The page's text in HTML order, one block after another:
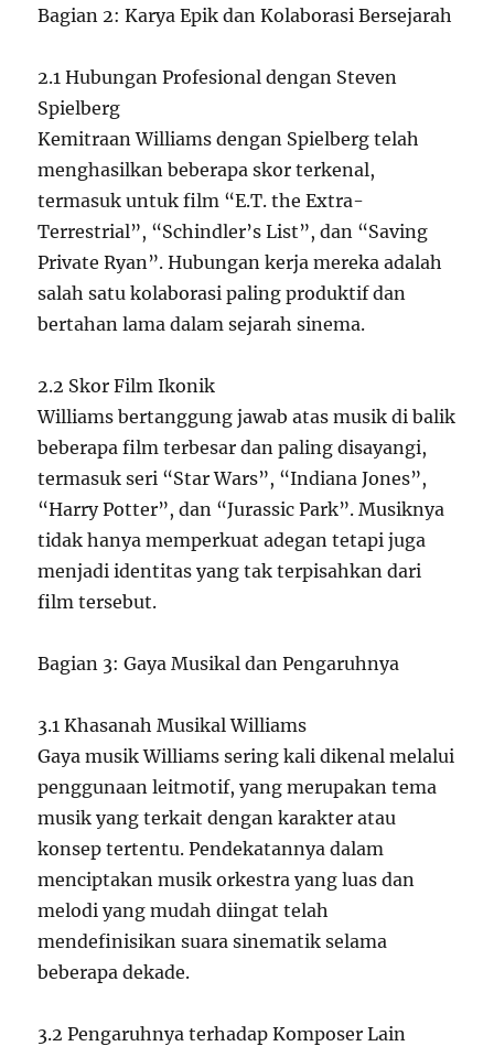
Bagian 2: Karya Epik dan Kolaborasi Bersejarah
2.1 Hubungan Profesional dengan Steven
Spielberg
Kemitraan Williams dengan Spielberg telah
menghasilkan beberapa skor terkenal,
termasuk untuk film “E.T. the Extra-
Terrestrial”, “Schindler’s List”, dan “Saving
Private Ryan”. Hubungan kerja mereka adalah
salah satu kolaborasi paling produktif dan
bertahan lama dalam sejarah sinema.
2.2 Skor Film Ikonik
Williams bertanggung jawab atas musik di balik
beberapa film terbesar dan paling disayangi,
termasuk seri “Star Wars”, “Indiana Jones”,
“Harry Potter”, dan “Jurassic Park”. Musiknya
tidak hanya memperkuat adegan tetapi juga
menjadi identitas yang tak terpisahkan dari
film tersebut.
Bagian 3: Gaya Musikal dan Pengaruhnya
3.1 Khasanah Musikal Williams
Gaya musik Williams sering kali dikenal melalui
penggunaan leitmotif, yang merupakan tema
musik yang terkait dengan karakter atau
konsep tertentu. Pendekatannya dalam
menciptakan musik orkestra yang luas dan
melodi yang mudah diingat telah
mendefinisikan suara sinematik selama
beberapa dekade.
3.2 Pengaruhnya terhadap Komposer Lain